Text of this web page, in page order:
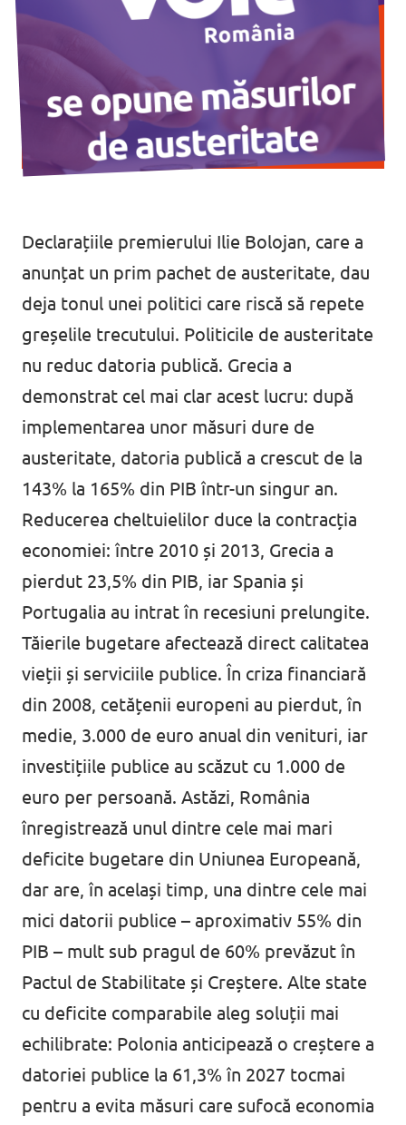
Declarațiile premierului Ilie Bolojan, care a
anunțat un prim pachet de austeritate, dau
deja tonul unei politici care riscă să repete
greșelile trecutului. Politicile de austeritate
nu reduc datoria publică. Grecia a
demonstrat cel mai clar acest lucru: după
implementarea unor măsuri dure de
austeritate, datoria publică a crescut de la
143% la 165% din PIB într-un singur an.
Reducerea cheltuielilor duce la contracția
economiei: între 2010 și 2013, Grecia a
pierdut 23,5% din PIB, iar Spania și
Portugalia au intrat în recesiuni prelungite.
Tăierile bugetare afectează direct calitatea
vieții și serviciile publice. În criza financiară
din 2008, cetățenii europeni au pierdut, în
medie, 3.000 de euro anual din venituri, iar
investițiile publice au scăzut cu 1.000 de
euro per persoană. Astăzi, România
înregistrează unul dintre cele mai mari
deficite bugetare din Uniunea Europeană,
dar are, în același timp, una dintre cele mai
mici datorii publice – aproximativ 55% din
PIB – mult sub pragul de 60% prevăzut în
Pactul de Stabilitate și Creștere. Alte state
cu deficite comparabile aleg soluții mai
echilibrate: Polonia anticipează o creștere a
datoriei publice la 61,3% în 2027 tocmai
pentru a evita măsuri care sufocă economia